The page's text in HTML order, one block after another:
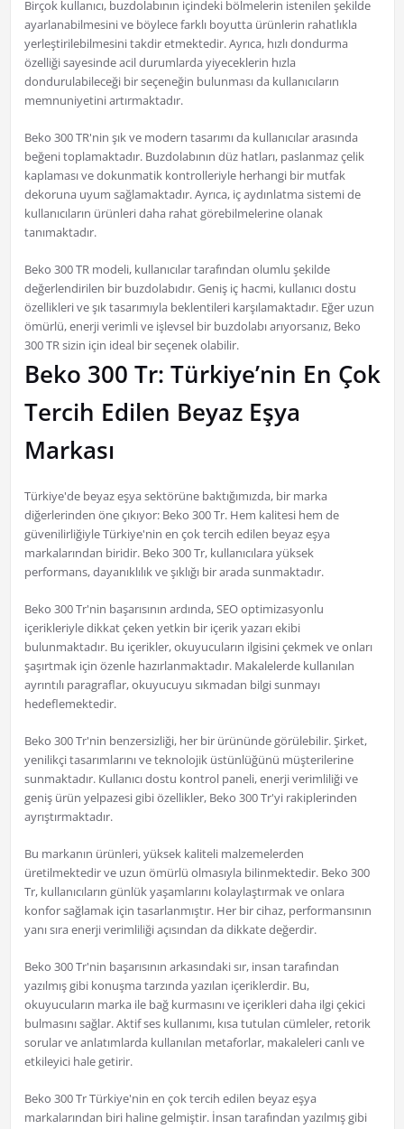
Birçok kullanıcı, buzdolabının içindeki bölmelerin istenilen şekilde
ayarlanabilmesini ve böylece farklı boyutta ürünlerin rahatlıkla
yerleştirilebilmesini takdir etmektedir. Ayrıca, hızlı dondurma
özelliği sayesinde acil durumlarda yiyeceklerin hızla
dondurulabileceği bir seçeneğin bulunması da kullanıcıların
memnuniyetini artırmaktadır.
Beko 300 TR'nin şık ve modern tasarımı da kullanıcılar arasında
beğeni toplamaktadır. Buzdolabının düz hatları, paslanmaz çelik
kaplaması ve dokunmatik kontrolleriyle herhangi bir mutfak
dekoruna uyum sağlamaktadır. Ayrıca, iç aydınlatma sistemi de
kullanıcıların ürünleri daha rahat görebilmelerine olanak
tanımaktadır.
Beko 300 TR modeli, kullanıcılar tarafından olumlu şekilde
değerlendirilen bir buzdolabıdır. Geniş iç hacmi, kullanıcı dostu
özellikleri ve şık tasarımıyla beklentileri karşılamaktadır. Eğer uzun
ömürlü, enerji verimli ve işlevsel bir buzdolabı arıyorsanız, Beko
300 TR sizin için ideal bir seçenek olabilir.
Beko 300 Tr: Türkiye’nin En Çok
Tercih Edilen Beyaz Eşya
Markası
Türkiye'de beyaz eşya sektörüne baktığımızda, bir marka
diğerlerinden öne çıkıyor: Beko 300 Tr. Hem kalitesi hem de
güvenilirliğiyle Türkiye'nin en çok tercih edilen beyaz eşya
markalarından biridir. Beko 300 Tr, kullanıcılara yüksek
performans, dayanıklılık ve şıklığı bir arada sunmaktadır.
Beko 300 Tr'nin başarısının ardında, SEO optimizasyonlu
içerikleriyle dikkat çeken yetkin bir içerik yazarı ekibi
bulunmaktadır. Bu içerikler, okuyucuların ilgisini çekmek ve onları
şaşırtmak için özenle hazırlanmaktadır. Makalelerde kullanılan
ayrıntılı paragraflar, okuyucuyu sıkmadan bilgi sunmayı
hedeflemektedir.
Beko 300 Tr'nin benzersizliği, her bir ürününde görülebilir. Şirket,
yenilikçi tasarımlarını ve teknolojik üstünlüğünü müşterilerine
sunmaktadır. Kullanıcı dostu kontrol paneli, enerji verimliliği ve
geniş ürün yelpazesi gibi özellikler, Beko 300 Tr'yi rakiplerinden
ayrıştırmaktadır.
Bu markanın ürünleri, yüksek kaliteli malzemelerden
üretilmektedir ve uzun ömürlü olmasıyla bilinmektedir. Beko 300
Tr, kullanıcıların günlük yaşamlarını kolaylaştırmak ve onlara
konfor sağlamak için tasarlanmıştır. Her bir cihaz, performansının
yanı sıra enerji verimliliği açısından da dikkate değerdir.
Beko 300 Tr'nin başarısının arkasındaki sır, insan tarafından
yazılmış gibi konuşma tarzında yazılan içeriklerdir. Bu,
okuyucuların marka ile bağ kurmasını ve içerikleri daha ilgi çekici
bulmasını sağlar. Aktif ses kullanımı, kısa tutulan cümleler, retorik
sorular ve anlatımlarda kullanılan metaforlar, makaleleri canlı ve
etkileyici hale getirir.
Beko 300 Tr Türkiye'nin en çok tercih edilen beyaz eşya
markalarından biri haline gelmiştir. İnsan tarafından yazılmış gibi